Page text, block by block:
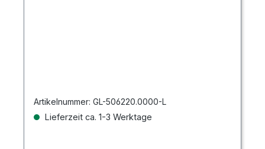
Artikelnummer: GL-506220.0000-L
Lieferzeit ca. 1-3 Werktage